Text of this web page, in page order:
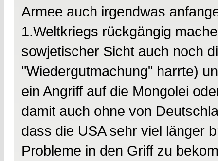
Armee auch irgendwas
1.Weltkriegs rückgängig
sowjetischer Sicht auch noch
"Wiedergutmachung" harrte)
ein Angriff auf die Mongolei
damit auch ohne von
dass die USA sehr viel länger
Probleme in den Griff zu